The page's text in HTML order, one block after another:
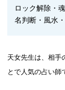
ロック解除・
名判断・風水
天女先生は、相手
とで人気の占い師